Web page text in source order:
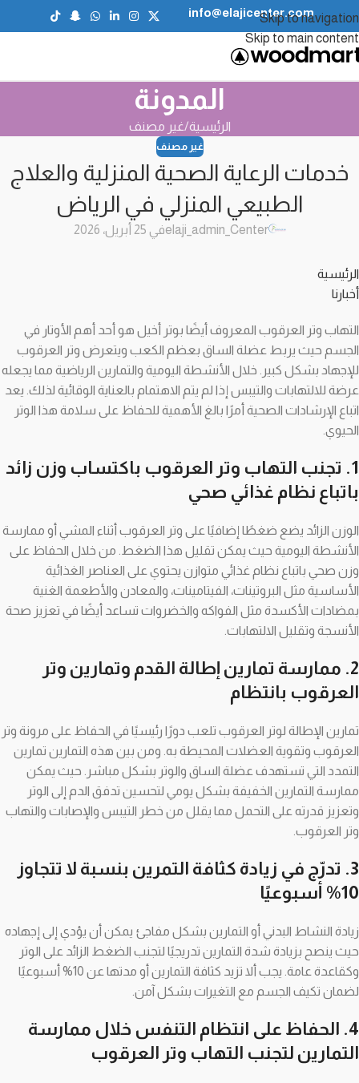
Skip to navigation
Skip to main content
info@elajicenter.com
المدونة
الرئيسية غير مصنف
غير مصنف
خدمات الرعاية الصحية المنزلية والعلاج
الطبيعي المنزلي في الرياض
elaji_admin_Centerفي 25 أبريل، 2026
الرئيسية
أخبارنا
التهاب وتر العرقوب المعروف أيضًا بوتر أخيل هو أحد أهم الأوتار في
الجسم حيث يربط عضلة الساق بعظم الكعب ويتعرض وتر العرقوب
للإجهاد بشكل كبير. خلال الأنشطة اليومية والتمارين الرياضية مما يجعله
عرضة للالتهابات والتيبس إذا لم يتم الاهتمام بالعناية الوقائية لذلك. يعد
اتباع الإرشادات الصحية أمرًا بالغ الأهمية للحفاظ على سلامة هذا الوتر
الحيوي.
1. تجنب التهاب وتر العرقوب باكتساب وزن زائد
باتباع نظام غذائي صحي
الوزن الزائد يضع ضغطًا إضافيًا على وتر العرقوب أثناء المشي أو ممارسة
الأنشطة اليومية حيث يمكن تقليل هذا الضغط. من خلال الحفاظ على
وزن صحي باتباع نظام غذائي متوازن يحتوي على العناصر الغذائية
الأساسية مثل البروتينات، الفيتامينات، والمعادن والأطعمة الغنية
بمضادات الأكسدة مثل الفواكه والخضروات تساعد أيضًا في تعزيز صحة
الأنسجة وتقليل الالتهابات.
2. ممارسة تمارين إطالة القدم وتمارين وتر
العرقوب بانتظام
تمارين الإطالة لوتر العرقوب تلعب دورًا رئيسيًا في الحفاظ على مرونة وتر
العرقوب وتقوية العضلات المحيطة به. ومن بين هذه التمارين تمارين
التمدد التي تستهدف عضلة الساق والوتر بشكل مباشر. حيث يمكن
ممارسة التمارين الخفيفة بشكل يومي لتحسين تدفق الدم إلى الوتر
وتعزيز قدرته على التحمل مما يقلل من خطر التيبس والإصابات والتهاب
وتر العرقوب.
3. تدرّج في زيادة كثافة التمرين بنسبة لا تتجاوز
10% أسبوعيًا
زيادة النشاط البدني أو التمارين بشكل مفاجئ يمكن أن يؤدي إلى إجهاده
حيث ينصح بزيادة شدة التمارين تدريجيًا لتجنب الضغط الزائد على الوتر
وكقاعدة عامة. يجب ألا تزيد كثافة التمارين أو مدتها عن 10% أسبوعيًا
لضمان تكيف الجسم مع التغيرات بشكل آمن.
4. الحفاظ على انتظام التنفس خلال ممارسة
التمارين لتجنب التهاب وتر العرقوب